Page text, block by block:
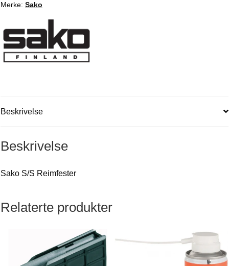
Merke: Sako
Beskrivelse
Beskrivelse
Sako S/S Reimfester
Relaterte produkter